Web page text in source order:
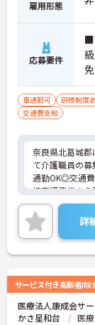
雇用形態
応募要件
■
車通勤可 研修制度
交通費支給
奈良県北葛城郡
て介護職員の
通勤OK◎交通
担交通費代の
軟に対応して
い環境です！お
活かしてみま
をお伝えしま
詳
サービス付き高齢者向
医療法人康成会サ
かさ星和台
医